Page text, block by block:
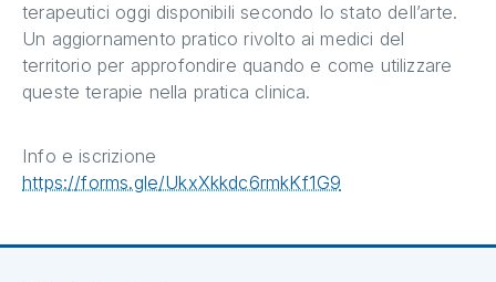
terapeutici oggi disponibili secondo lo stato dell’arte.
Un aggiornamento pratico rivolto ai medici del
territorio per approfondire quando e come utilizzare
queste terapie nella pratica clinica.
Info e iscrizione
https://forms.gle/UkxXkkdc6rmkKf1G9